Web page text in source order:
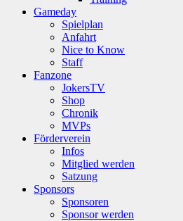
Gameday
Spielplan
Anfahrt
Nice to Know
Staff
Fanzone
JokersTV
Shop
Chronik
MVPs
Förderverein
Infos
Mitglied werden
Satzung
Sponsors
Sponsoren
Sponsor werden